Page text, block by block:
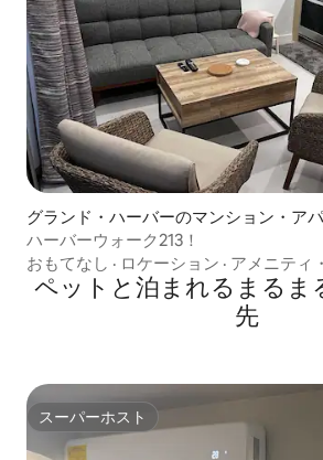
グランド・ハーバーのマンション・ア
ハーバーウォーク213！
おもてなし · ロケーション · アメニティ
ペットと泊まれるまるま
先
スーパーホスト
スーパーホスト